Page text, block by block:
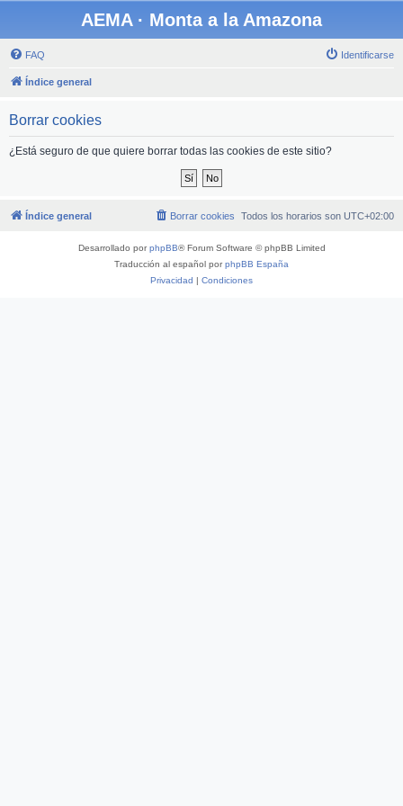
AEMA · Monta a la Amazona
FAQ Identificarse
Índice general
Borrar cookies
¿Está seguro de que quiere borrar todas las cookies de este sitio?
Índice general Todos los horarios son UTC+02:00
Borrar cookies
Desarrollado porphpBB® Forum Software © phpBB Limited
Traducción al español porphpBB España
Privacidad | Condiciones